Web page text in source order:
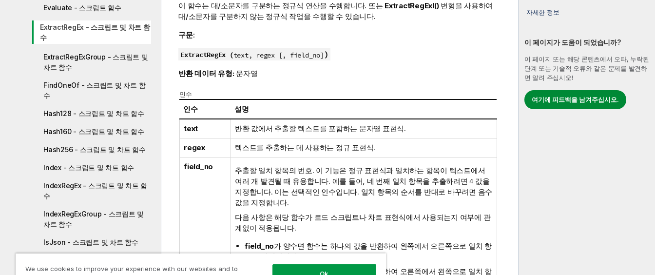
Evaluate - 스크립트 함수
ExtractRegEx - 스크립트 및 차트 함
수
ExtractRegExGroup - 스크립트 및
차트 함수
FindOneOf - 스크립트 및 차트 함
수
Hash128 - 스크립트 및 차트 함수
Hash160 - 스크립트 및 차트 함수
Hash256 - 스크립트 및 차트 함수
Index - 스크립트 및 차트 함수
IndexRegEx - 스크립트 및 차트 함
수
IndexRegExGroup - 스크립트 및
차트 함수
IsJson - 스크립트 및 차트 함수
자세한 정보
이 페이지가 도움이 되었습니까?
이 페이지 또는 해당 콘텐츠에서 오타, 누락된
단계 또는 기술적 오류와 같은 문제를 발견하
면 알려 주십시오!
여기에 피드백을 남겨주십시오.
이 함수는 대/소문자를 구분하는 정규식 연산을 수행합니다. 또는 ExtractRegExI()변형을 사용하여
대/소문자를 구분하지 않는 정규식 작업을 수행할 수 있습니다.
구문:
ExtractRegEx (text, regex [, field_no] )
반환 데이터 유형: 문자열
인수
인수 설명
text 반환 값에서 추출할 텍스트를 포함하는 문자열 표현식.
regex 텍스트를 추출하는 데 사용하는 정규 표현식.
field_no
추출할 일치 항목의 번호. 이 기능은 정규 표현식과 일치하는 항목이 텍스트에서
여러 개 발견될 때 유용합니다. 예를 들어, 네 번째 일치 항목을 추출하려면4 값을
지정합니다. 이는 선택적인 인수입니다. 일치 항목의 순서를 반대로 바꾸려면 음수
값을 지정합니다.
다음 사항은 해당 함수가 로드 스크립트나 차트 표현식에서 사용되는지 여부에 관
계없이 적용됩니다.
field_no가 양수면 함수는 하나의 값을 반환하여 왼쪽에서 오른쪽으로 일치 항
목을 식별합니다.
가 음수면 함수는 하나의 값을 반환하여 오른쪽에서 왼쪽으로 일치 항
We use cookies to improve your experience with our websites and to